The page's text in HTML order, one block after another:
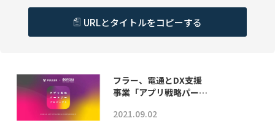
URLとタイトルをコピーする
フラー、電通とDX支援
事業「アプリ戦略パー…
2021.09.02